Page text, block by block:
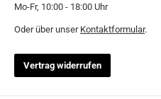
Mo-Fr, 10:00 - 18:00 Uhr
Oder über unser Kontaktformular.
Vertrag widerrufen